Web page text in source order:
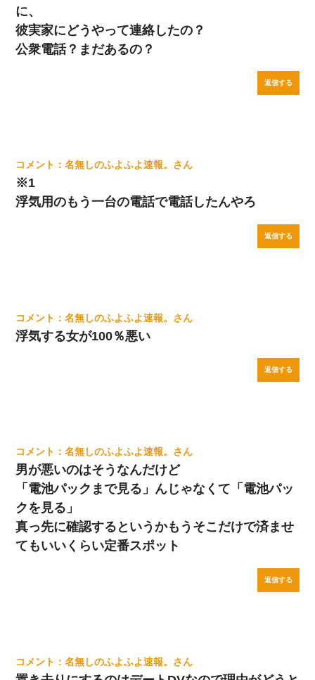
に、
彼実家にどうやって連絡したの？
公衆電話？まだあるの？
返信する
名無しのふよふよ速報。
※1
浮気用のもう一台の電話で電話したんやろ
返信する
名無しのふよふよ速報。
浮気する女が100％悪い
返信する
名無しのふよふよ速報。
男が悪いのはそうなんだけど
「電池パックまで見る」んじゃなくて「電池パッ
クを見る」
真っ先に確認するというかもうそこだけで済ませ
てもいいくらい定番スポット
返信する
名無しのふよふよ速報。